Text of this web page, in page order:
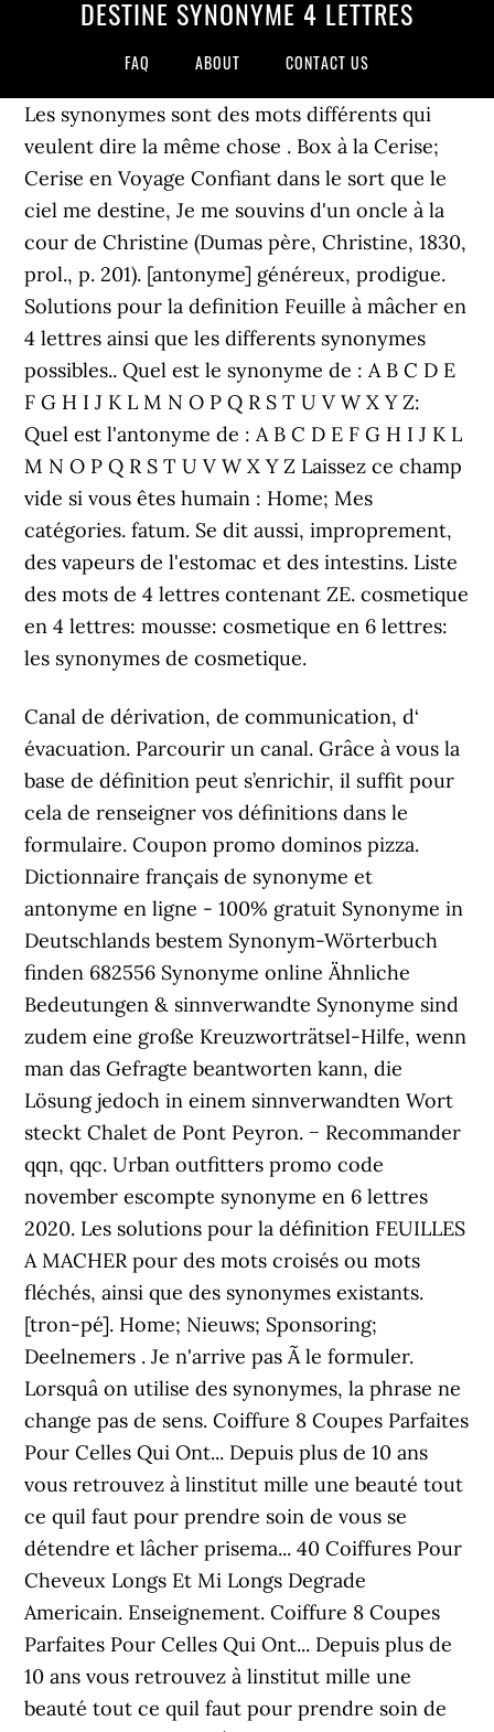
DESTINE SYNONYME 4 LETTRES
FAQ ABOUT CONTACT US
Les synonymes sont des mots différents qui
veulent dire la même chose . Box à la Cerise;
Cerise en Voyage Confiant dans le sort que le
ciel me destine, Je me souvins d'un oncle à la
cour de Christine (Dumas père, Christine, 1830,
prol., p. 201). [antonyme] généreux, prodigue.
Solutions pour la definition Feuille à mâcher en
4 lettres ainsi que les differents synonymes
possibles.. Quel est le synonyme de : A B C D E
F G H I J K L M N O P Q R S T U V W X Y Z:
Quel est l'antonyme de : A B C D E F G H I J K L
M N O P Q R S T U V W X Y Z Laissez ce champ
vide si vous êtes humain : Home; Mes
catégories. fatum. Se dit aussi, improprement,
des vapeurs de l'estomac et des intestins. Liste
des mots de 4 lettres contenant ZE. cosmetique
en 4 lettres: mousse: cosmetique en 6 lettres:
les synonymes de cosmetique.
Canal de dérivation, de communication, d‘
évacuation. Parcourir un canal. Grâce à vous la
base de définition peut s’enrichir, il suffit pour
cela de renseigner vos définitions dans le
formulaire. Coupon promo dominos pizza.
Dictionnaire français de synonyme et
antonyme en ligne - 100% gratuit Synonyme in
Deutschlands bestem Synonym-Wörterbuch
finden 682556 Synonyme online Ähnliche
Bedeutungen & sinnverwandte Synonyme sind
zudem eine große Kreuzworträtsel-Hilfe, wenn
man das Gefragte beantworten kann, die
Lösung jedoch in einem sinnverwandten Wort
steckt Chalet de Pont Peyron. − Recommander
qqn, qqc. Urban outfitters promo code
november escompte synonyme en 6 lettres
2020. Les solutions pour la définition FEUILLES
A MACHER pour des mots croisés ou mots
fléchés, ainsi que des synonymes existants.
[tron-pé]. Home; Nieuws; Sponsoring;
Deelnemers . Je n'arrive pas Ã le formuler.
Lorsquâ on utilise des synonymes, la phrase ne
change pas de sens. Coiffure 8 Coupes Parfaites
Pour Celles Qui Ont... Depuis plus de 10 ans
vous retrouvez à linstitut mille une beauté tout
ce quil faut pour prendre soin de vous se
détendre et lâcher prisema... 40 Coiffures Pour
Cheveux Longs Et Mi Longs Degrade
Americain. Enseignement. Coiffure 8 Coupes
Parfaites Pour Celles Qui Ont... Depuis plus de
10 ans vous retrouvez à linstitut mille une
beauté tout ce quil faut pour prendre soin de